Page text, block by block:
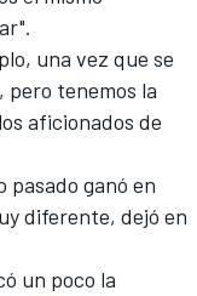
una vez que se
pero tenemos la
aficionados de
pasado ganó en
diferente, dejó en
un poco la